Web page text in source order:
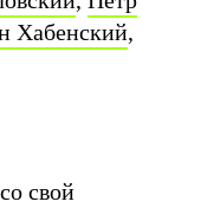
Хабенский,
свой